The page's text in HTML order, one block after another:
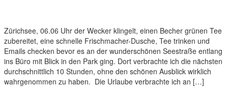
Zürichsee, 06.06 Uhr der Wecker klingelt, einen Becher grünen Tee
zubereitet, eine schnelle Frischmacher-Dusche, Tee trinken und
Emails checken bevor es an der wunderschönen Seestraße entlang
ins Büro mit Blick in den Park ging. Dort verbrachte ich die nächsten
durchschnittlich 10 Stunden, ohne den schönen Ausblick wirklich
wahrgenommen zu haben. Die Urlaube verbrachte ich an […]